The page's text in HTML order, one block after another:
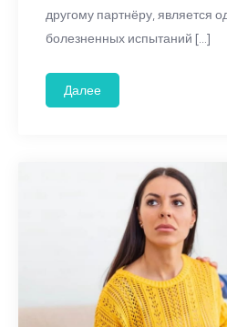
другому партнёру, является
болезненных испытаний […]
Далее